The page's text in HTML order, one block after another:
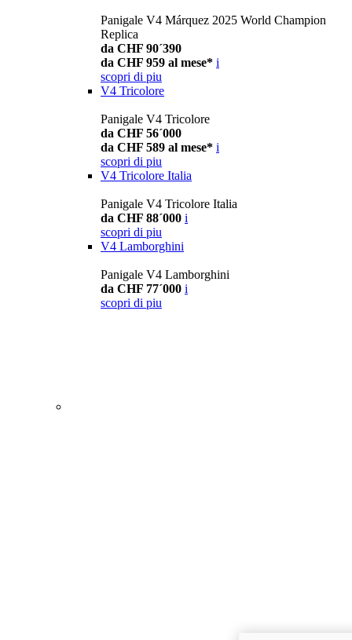
Panigale V4 Márquez 2025 World Champion
Replica
da CHF 90´390
da CHF 959 al mese* i
scopri di piu
V4 Tricolore
Panigale V4 Tricolore
da CHF 56´000
da CHF 589 al mese* i
scopri di piu
V4 Tricolore Italia
Panigale V4 Tricolore Italia
da CHF 88´000 i
scopri di piu
V4 Lamborghini
Panigale V4 Lamborghini
da CHF 77´000 i
scopri di piu